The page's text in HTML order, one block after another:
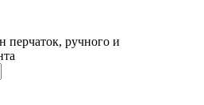
перчаток, ручного и